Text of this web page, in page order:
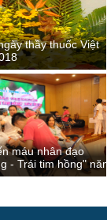
thầy thuốc Việt
máu nhân đạo
- Trái tim hồng"